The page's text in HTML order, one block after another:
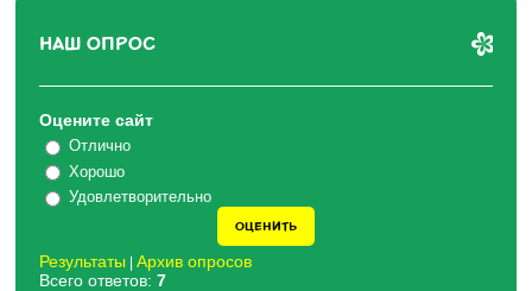
НАШ ОПРОС
Оцените сайт
Отлично
Хорошо
Удовлетворительно
Результаты |Архив опросов
Всего ответов:7